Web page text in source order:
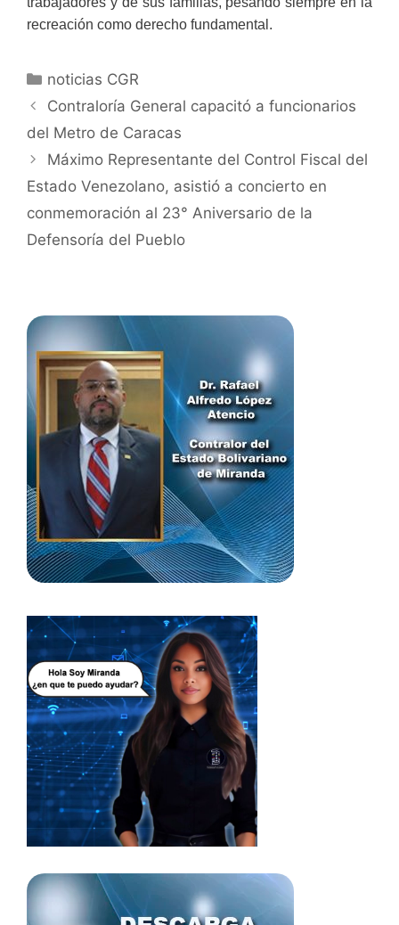
recreación como derecho fundamental.
noticias CGR
Contraloría General capacitó a funcionarios
del Metro de Caracas
Máximo Representante del Control Fiscal del
Estado Venezolano, asistió a concierto en
conmemoración al 23° Aniversario de la
Defensoría del Pueblo